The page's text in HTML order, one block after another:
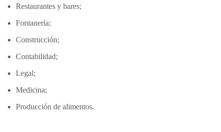
Restaurantes y bares;
Fontanería;
Construcción;
Contabilidad;
Legal;
Medicina;
Producción de alimentos.